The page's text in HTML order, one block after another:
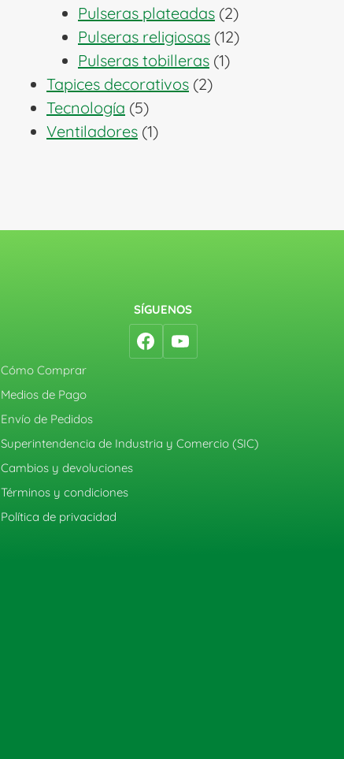
productos
Pulseras plateadas 22
productos
Pulseras religiosas 1212
Pulseras tobilleras 11
Tapices decorativos 22
Tecnología 55
productos
Ventiladores 11
SÍGUENOS
Cómo Comprar
Medios de Pago
Envío de Pedidos
Superintendencia de Industria y Comercio (SIC)
Cambios y devoluciones
Términos y condiciones
Política de privacidad